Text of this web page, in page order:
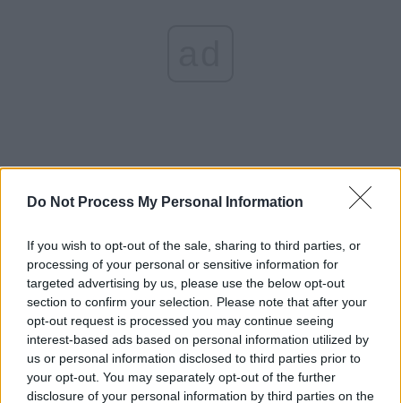
Do Not Process My Personal Information
If you wish to opt-out of the sale, sharing to third parties, or
processing of your personal or sensitive information for
targeted advertising by us, please use the below opt-out
section to confirm your selection. Please note that after your
opt-out request is processed you may continue seeing
interest-based ads based on personal information utilized by
us or personal information disclosed to third parties prior to
your opt-out. You may separately opt-out of the further
disclosure of your personal information by third parties on the
13 țări din Europa au suspendat deja
- marți, 16 martie 2021
ad
Susțineți presa liberă! Donați aici pentru
Ziaristii.com!